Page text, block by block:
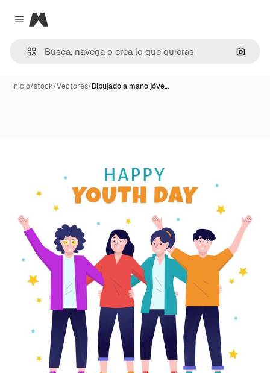
Close menu
Magnific
Inicio/stock/Vectores/Dibujado a mano jóve…